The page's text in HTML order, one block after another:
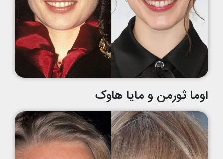
اوما ثورمن و مایا هاوک